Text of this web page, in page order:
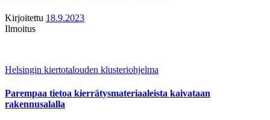
Kirjoitettu 18.9.2023
Ilmoitus
Helsingin kiertotalouden klusteriohjelma
Parempaa tietoa kierrätysmateriaaleista kaivataan
rakennusalalla